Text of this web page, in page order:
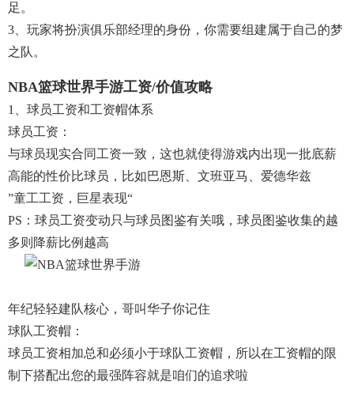
足。
3、玩家将扮演俱乐部经理的身份，你需要组建属于自己的梦
之队。
NBA篮球世界手游工资/价值攻略
1、球员工资和工资帽体系
球员工资：
与球员现实合同工资一致，这也就使得游戏内出现一批底薪
高能的性价比球员，比如巴恩斯、文班亚马、爱德华兹
”童工工资，巨星表现“
PS：球员工资变动只与球员图鉴有关哦，球员图鉴收集的越
多则降薪比例越高
年纪轻轻建队核心，哥叫华子你记住
球队工资帽：
球员工资相加总和必须小于球队工资帽，所以在工资帽的限
制下搭配出您的最强阵容就是咱们的追求啦